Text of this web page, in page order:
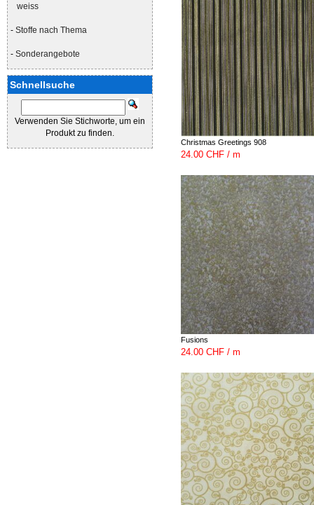
weiss
- Stoffe nach Thema
- Sonderangebote
Schnellsuche
Verwenden Sie Stichworte, um ein
Produkt zu finden.
Christmas Greetings 908
24.00 CHF / m
Fusions
24.00 CHF / m